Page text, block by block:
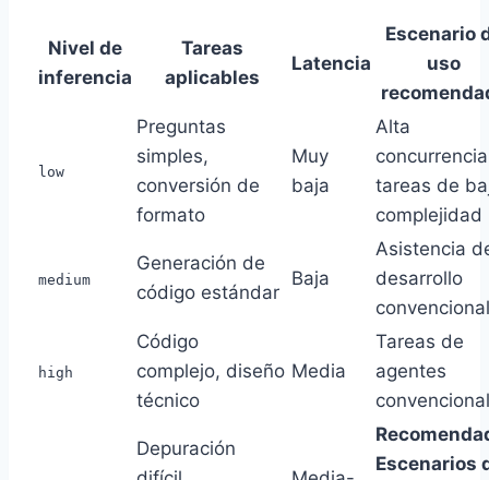
Nivel de
inferencia
Tareas
aplicables
Latencia
Escenario
uso
low
Preguntas
simples,
conversión de
formato
Muy
baja
Alta
tareas de
complejidad
medium
Generación de
código estándar
Baja
Asistencia
desarrollo
convencional
high
Código
complejo, diseño
técnico
Media
Tareas de
agentes
Depuración
Escenarios